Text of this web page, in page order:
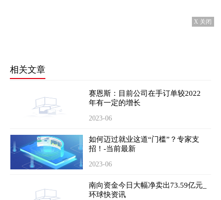
X 关闭
相关文章
赛恩斯：目前公司在手订单较2022
年有一定的增长
2023-06
如何迈过就业这道“门槛”？专家支
招！-当前最新
2023-06
南向资金今日大幅净卖出73.59亿元_
环球快资讯